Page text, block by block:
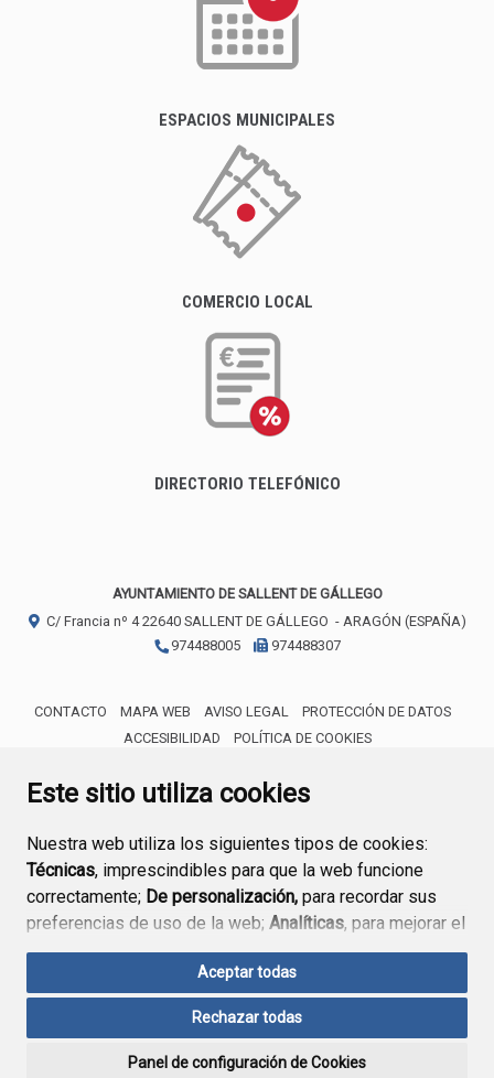
Este sitio utiliza cookies
Nuestra web utiliza los siguientes tipos de cookies:
Técnicas, imprescindibles para que la web funcione
correctamente; De personalización, para recordar sus
preferencias de uso de la web; Analíticas, para mejorar el
funcionamiento de la web y sus servicios.
Si acepta pulsando el botón“Aceptar todas”
consideramos que acepta su uso. Si pulsa el botón
ninguna acción, se guardarán las cookies técnicas
Aceptar todas
Rechazar todas
Panel de configuración de Cookies
ESPACIOS MUNICIPALES
COMERCIO LOCAL
DIRECTORIO TELEFÓNICO
AYUNTAMIENTO DE SALLENT DE GÁLLEGO
C/ Francia nº 422640 SALLENT DE GÁLLEGO - ARAGÓN (ESPAÑA)
974488005
974488307
CONTACTO MAPA WEB AVISO LEGAL
PROTECCIÓN DE DATOS
ACCESIBILIDAD
POLÍTICA DE COOKIES